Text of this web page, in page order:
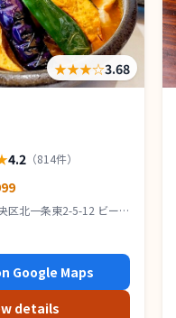
★★★☆3.68
4.2 （814件）
区北一条東2-5-12 ビー
Google Maps
details